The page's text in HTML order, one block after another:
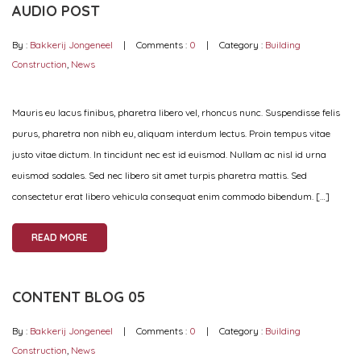
AUDIO POST
By : Bakkerij Jongeneel Comments : 0 Category : Building
Construction News
Mauris eu lacus finibus, pharetra libero vel, rhoncus nunc. Suspendisse felis
purus, pharetra non nibh eu, aliquam interdum lectus. Proin tempus vitae
justo vitae dictum. In tincidunt nec est id euismod. Nullam ac nisl id urna
euismod sodales. Sed nec libero sit amet turpis pharetra mattis. Sed
consectetur erat libero vehicula consequat enim commodo bibendum. […]
READ MORE
CONTENT BLOG 05
By : Bakkerij Jongeneel Comments : 0 Category : Building
Construction News